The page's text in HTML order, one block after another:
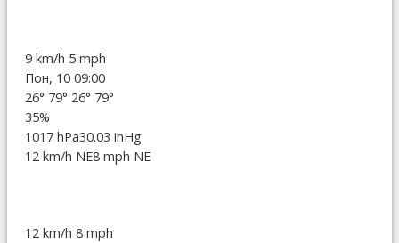
9 km/h 5 mph
Пон, 10 09:00
26° 79° 26° 79°
35%
1017 hPa30.03 inHg
12 km/h NE8 mph NE
12 km/h 8 mph